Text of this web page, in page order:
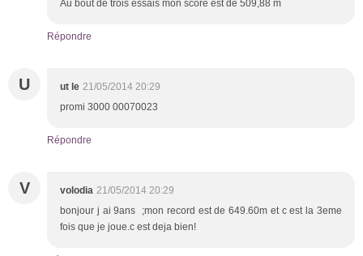
Au bout de trois essais mon score est de 509,88 m
Répondre
U ut le 21/05/2014 20:29
promi 3000 00070023
Répondre
V volodia 21/05/2014 20:29
bonjour j ai 9ans ;mon record est de 649.60m et c est la 3eme
fois que je joue.c est deja bien!